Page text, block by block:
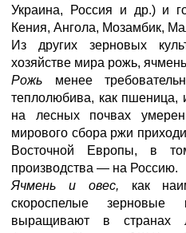
Украина, Россия и др.) и
Кения, Ангола, Мозамбик,
Из других зерновых
хозяйстве мира рожь,
Рожь менее
теплолюбива, как пшеница,
на лесных почвах
мирового сбора ржи
Восточной Европы, в
производства — на Россию.
Ячмень и овес, как
скороспелые зерновые
выращивают в странах